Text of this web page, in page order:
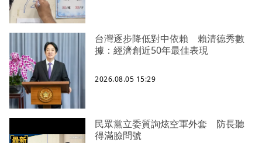
台灣逐步降低對中依賴 賴清德秀數
據：經濟創近50年最佳表現
2026.08.05 15:29
民眾黨立委質詢炫空軍外套 防長聽
得滿臉問號